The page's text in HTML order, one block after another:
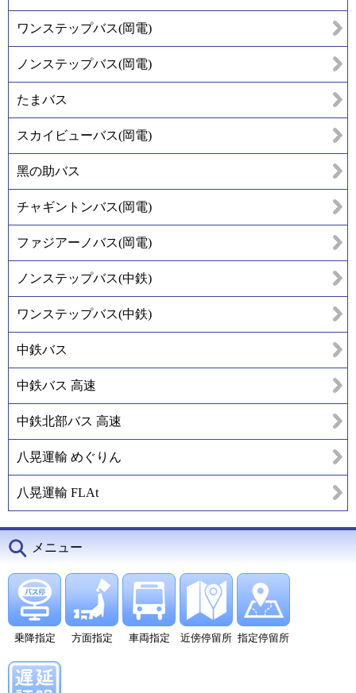
ワンステップバス(岡電)
ノンステップバス(岡電)
たまバス
スカイビューバス(岡電)
黑の助バス
チャギントンバス(岡電)
ファジアーノバス(岡電)
ノンステップバス(中鉄)
ワンステップバス(中鉄)
中鉄バス
中鉄バス 高速
中鉄北部バス 高速
八晃運輸 めぐりん
八晃運輸 FLAt
メニュー
乗降指定 方面指定 車両指定 近傍停留所 指定停留所